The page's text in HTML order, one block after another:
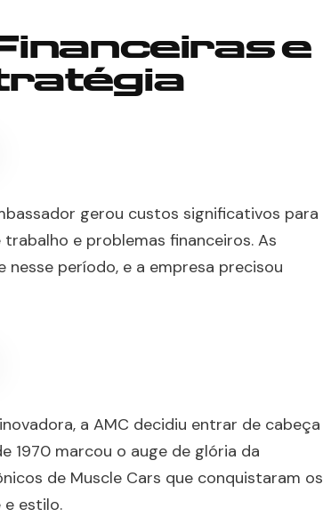
e
gerou custos significativos para
e problemas financeiros. As
período, e a empresa precisou
a AMC decidiu entrar de cabeça
1970 marcou o auge de glória da
de Muscle Cars que conquistaram os
estilo.